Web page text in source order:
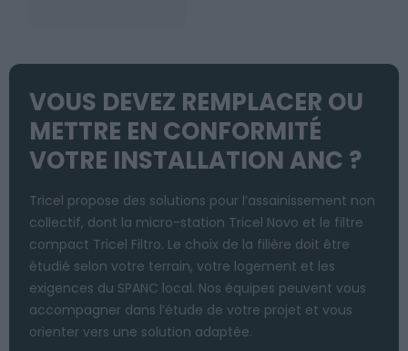
VOUS DEVEZ REMPLACER OU
METTRE EN CONFORMITÉ
VOTRE INSTALLATION ANC ?
Tricel propose des solutions pour l’assainissement non
collectif, dont la micro-station Tricel Novo et le filtre
compact Tricel Filtro. Le choix de la filière doit être
étudié selon votre terrain, votre logement et les
exigences du SPANC local. Nos équipes peuvent vous
accompagner dans l’étude de votre projet et vous
orienter vers une solution adaptée.